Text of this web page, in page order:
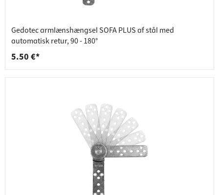
Gedotec armlænshængsel SOFA PLUS af stål med
automatisk retur, 90 - 180°
5.50 €*